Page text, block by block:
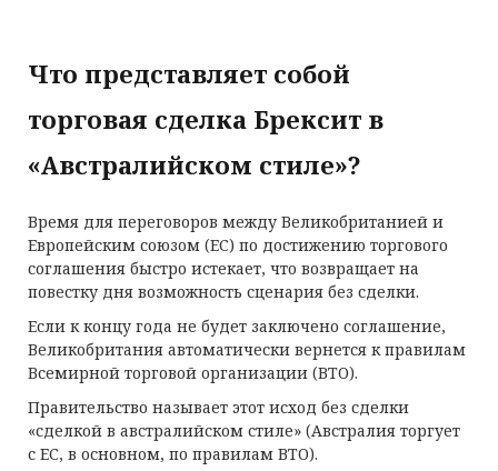
Что представляет собой
торговая сделка Брексит в
«Австралийском стиле»?
Время для переговоров между Великобританией и
Европейским союзом (ЕС) по достижению торгового
соглашения быстро истекает, что возвращает на
повестку дня возможность сценария без сделки.
Если к концу года не будет заключено соглашение,
Великобритания автоматически вернется к правилам
Всемирной торговой организации (ВТО).
Правительство называет этот исход без сделки
«сделкой в ​​австралийском стиле» (Австралия торгует
с ЕС, в основном, по правилам ВТО).